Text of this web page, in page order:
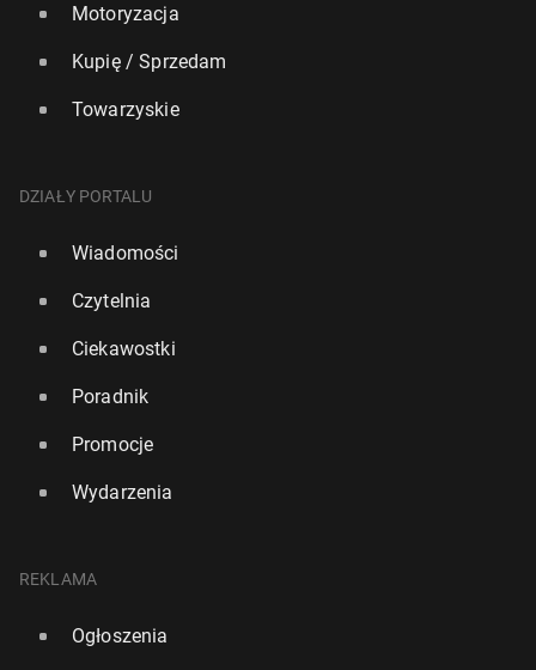
Motoryzacja
Kupię / Sprzedam
Towarzyskie
DZIAŁY PORTALU
Wiadomości
Czytelnia
Ciekawostki
Poradnik
Promocje
Wydarzenia
REKLAMA
Ogłoszenia